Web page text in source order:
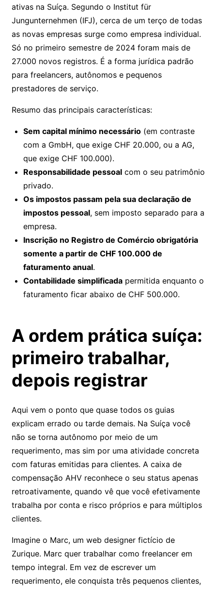
ativas na Suíça. Segundo o Institut für
Jungunternehmen (IFJ), cerca de um terço de todas
as novas empresas surge como empresa individual.
Só no primeiro semestre de 2024 foram mais de
27.000 novos registros. É a forma jurídica padrão
para freelancers, autônomos e pequenos
prestadores de serviço.
Resumo das principais características:
Sem capital mínimo necessário (em contraste
com a GmbH, que exige CHF 20.000, ou a AG,
que exige CHF 100.000).
Responsabilidade pessoal com o seu patrimônio
privado.
Os impostos passam pela sua declaração de
impostos pessoal, sem imposto separado para a
empresa.
Inscrição no Registro de Comércio obrigatória
somente a partir de CHF 100.000 de
faturamento anual.
Contabilidade simplificada permitida enquanto o
faturamento ficar abaixo de CHF 500.000.
A ordem prática suíça:
primeiro trabalhar,
depois registrar
Aqui vem o ponto que quase todos os guias
explicam errado ou tarde demais. Na Suíça você
não se torna autônomo por meio de um
requerimento, mas sim por uma atividade concreta
com faturas emitidas para clientes. A caixa de
compensação AHV reconhece o seu status apenas
retroativamente, quando vê que você efetivamente
trabalha por conta e risco próprios e para múltiplos
clientes.
Imagine o Marc, um web designer fictício de
Zurique. Marc quer trabalhar como freelancer em
tempo integral. Em vez de escrever um
requerimento, ele conquista três pequenos clientes,